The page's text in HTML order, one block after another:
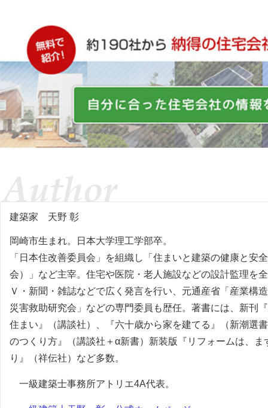
建築家 天野 彰
岡崎市生まれ。日本大学理工学部卒。
「日本住改善委員会」を組織し「住まいと建築の健康と
会）」など主宰。住宅や医院・老人施設などの設計監理を
Ｖ・新聞・雑誌などで広く発言を行い、元通産省「産業構
災害救助研究会」などの専門委員も歴任。著書には、新刊
住まい』（講談社）、『六十歳から家を建てる』（新潮選
のつくり方』（講談社＋α新書）新装版『リフォームは、
り』（祥伝社）など多数。
一級建築士事務所アトリエ4A代表。